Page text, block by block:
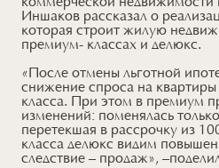
Иншаков рассказал о
которая строит жилую
премиум- классах и делюкс.
«После отмены льготной
снижение спроса на квартиры
класса. При этом в премиум
изменений: поменялась
перетекшая в рассрочку из
класса делюкс видим
следствие – продаж»,